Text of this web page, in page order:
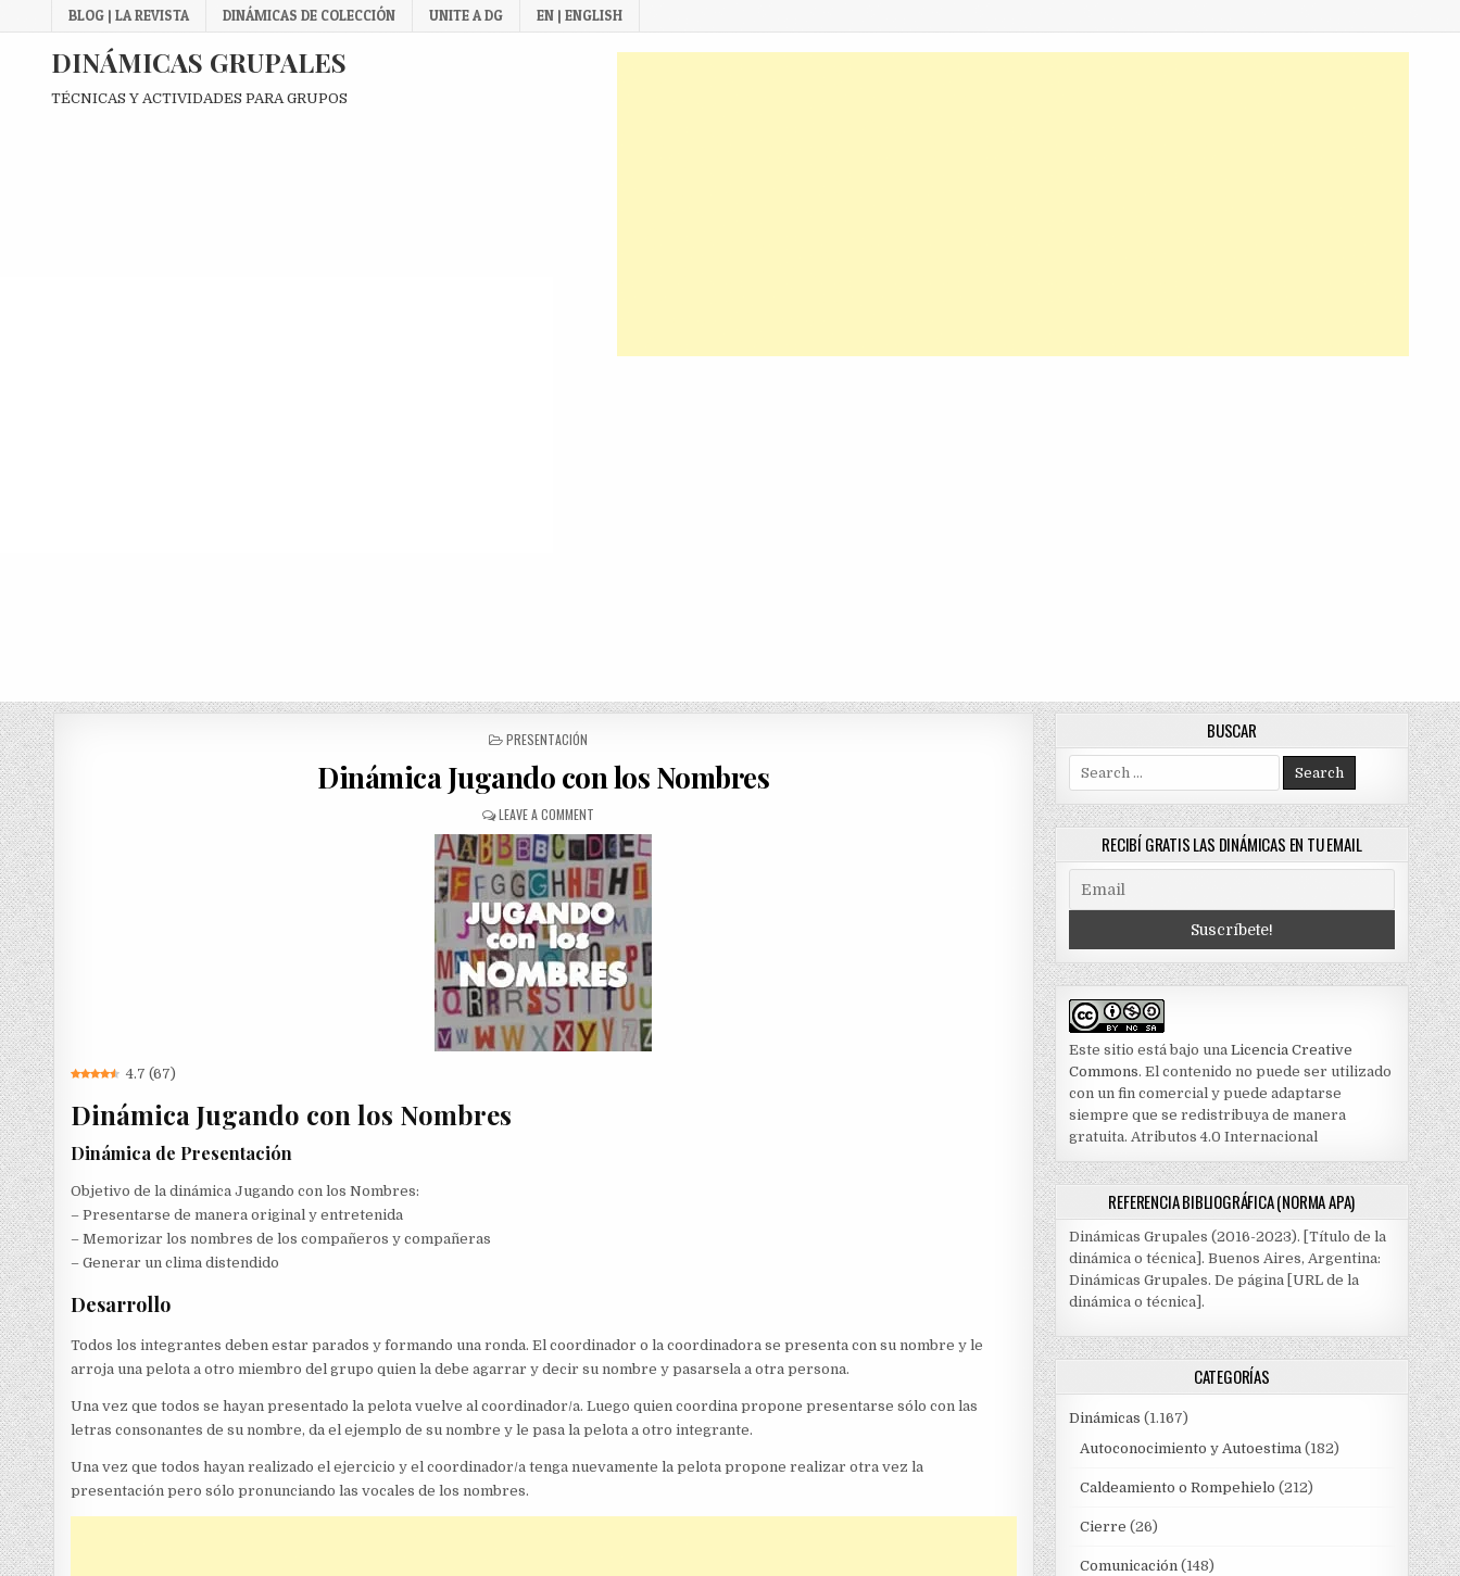
to
BLOG | LA REVISTA DINÁMICAS DE COLECCIÓN UNITE A DG EN | ENGLISH
DINÁMICAS GRUPALES
TÉCNICAS Y ACTIVIDADES PARA GRUPOS
POSTED
PRESENTACIÓN
Dinámica Jugando con los Nombres
LEAVE A COMMENTON
DINÁMICA
JUGANDO
CON
LOS
NOMBRES
4.7 (67)
Dinámica Jugando con los Nombres
Dinámica de Presentación
Objetivo de la dinámica Jugando con los Nombres:
– Presentarse de manera original y entretenida
– Memorizar los nombres de los compañeros y compañeras
– Generar un clima distendido
Desarrollo
Todos los integrantes deben estar parados y formando una ronda. El coordinador o la coordinadora se presenta con su nombre y le
arroja una pelota a otro miembro del grupo quien la debe agarrar y decir su nombre y pasarsela a otra persona.
Una vez que todos se hayan presentado la pelota vuelve al coordinador/a. Luego quien coordina propone presentarse sólo con las
letras consonantes de su nombre, da el ejemplo de su nombre y le pasa la pelota a otro integrante.
Una vez que todos hayan realizado el ejercicio y el coordinador/a tenga nuevamente la pelota propone realizar otra vez la
presentación pero sólo pronunciando las vocales de los nombres.
BUSCAR
Search
for:
RECIBÍ GRATIS LAS DINÁMICAS EN TU EMAIL
Este sitio está bajo una Licencia Creative
Commons. El contenido no puede ser utilizado
con un fin comercial y puede adaptarse
siempre que se redistribuya de manera
gratuita. Atributos 4.0 Internacional
REFERENCIA BIBLIOGRÁFICA (NORMA APA)
Dinámicas Grupales (2016-2023). [Título de la
dinámica o técnica]. Buenos Aires, Argentina:
Dinámicas Grupales. De página [URL de la
dinámica o técnica].
CATEGORÍAS
Dinámicas (1.167)
Autoconocimiento y Autoestima(182)
Caldeamiento o Rompehielo (212)
Cierre (26)
Comunicación(148)